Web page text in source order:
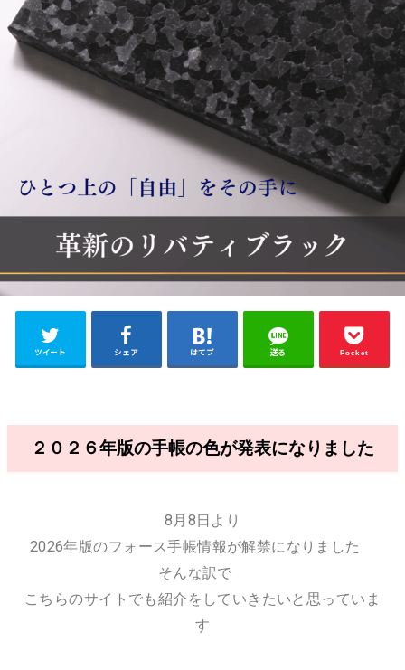
ツイート シェア はてブ 送る Pocket
２０２６年版の手帳の色が発表になりました
8月8日より
2026年版のフォース手帳情報が解禁になりました
そんな訳で
こちらのサイトでも紹介をしていきたいと思っていま
す